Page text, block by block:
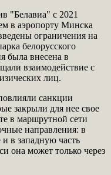
"Белавиа" с 2021
в аэропорту Минска
ограничения на
белорусского
была внесена в
взаимодействие с
лиц.
санкции
закрыли для нее свое
в маршрутной сети
направления: в
в западную часть
она может только через